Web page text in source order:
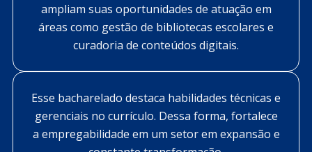
ampliam suas oportunidades de atuação em
áreas como gestão de bibliotecas escolares e
curadoria de conteúdos digitais.
Esse bacharelado destaca habilidades técnicas e
gerenciais no currículo. Dessa forma, fortalece
a empregabilidade em um setor em expansão e